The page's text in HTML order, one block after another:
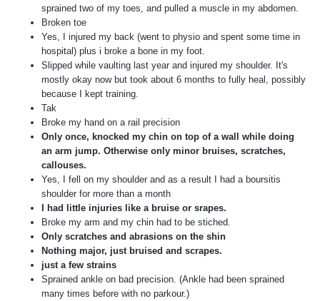
sprained two of my toes, and pulled a muscle in my abdomen.
Broken toe
Yes, I injured my back (went to physio and spent some time in
hospital) plus i broke a bone in my foot.
Slipped while vaulting last year and injured my shoulder. It's
mostly okay now but took about 6 months to fully heal, possibly
because I kept training.
Tak
Broke my hand on a rail precision
Only once, knocked my chin on top of a wall while doing
an arm jump. Otherwise only minor bruises, scratches,
callouses.
Yes, I fell on my shoulder and as a result I had a boursitis
shoulder for more than a month
I had little injuries like a bruise or srapes.
Broke my arm and my chin had to be stiched.
Only scratches and abrasions on the shin
Nothing major, just bruised and scrapes.
just a few strains
Sprained ankle on bad precision. (Ankle had been sprained
many times before with no parkour.)